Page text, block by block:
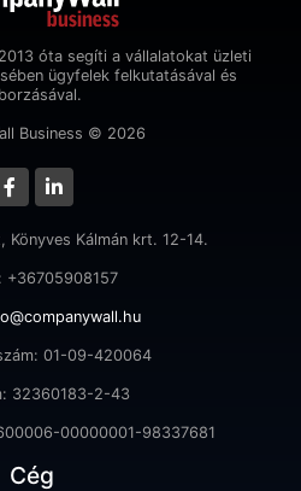
óta segíti a vállalatokat üzleti
ügyfelek felkutatásával és
Business © 2026
Könyves Kálmán krt. 12-14.
+36705908157
01-09-420064
32360183-2-43
00000001-98337681
Cég